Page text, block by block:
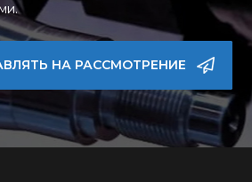
НА РАССМОТРЕНИЕ